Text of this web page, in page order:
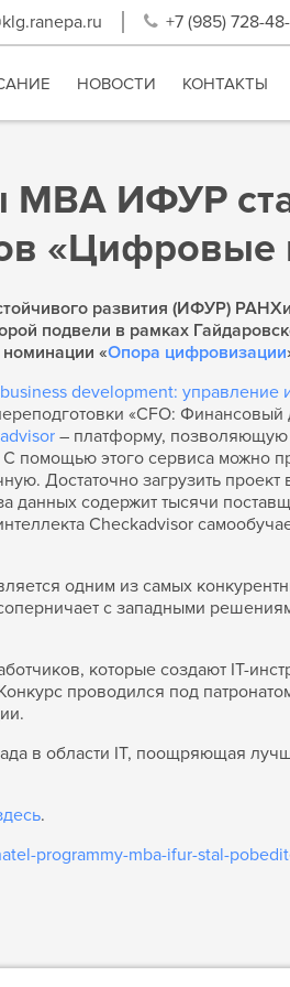
+7 (985) 728-
НОВОСТИ КОНТАКТЫ
ИФУР
развития (ИФУР)
подвели в рамках
«Опора цифровизации
development: управление
«CFO: Финансовый
– платформу, позволяющую
помощью этого сервиса можно
Достаточно загрузить
данных содержит тысячи
Сheckadvisor
одним из самых
с западными
которые создают IT-
проводился под
в области IT, поощряющая
.
programmy-mba-ifur-stal-